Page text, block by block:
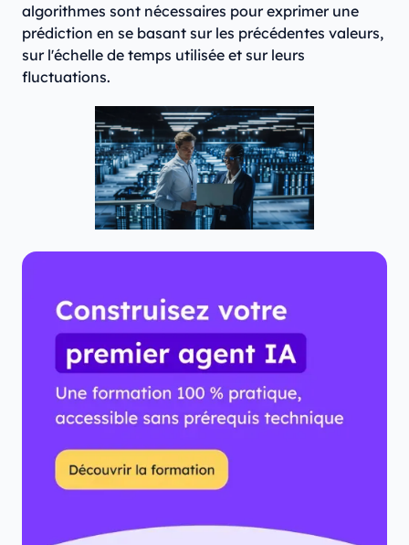
algorithmes sont nécessaires pour exprimer une
prédiction en se basant sur les précédentes valeurs,
sur l'échelle de temps utilisée et sur leurs
fluctuations.